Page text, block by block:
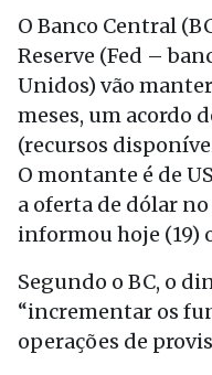
O Banco Central
Reserve (Fed –
Unidos) vão
meses, um acordo
(recursos
O montante é de
a oferta de dólar
informou hoje (19)
Segundo o BC, o
“incrementar os
operações de